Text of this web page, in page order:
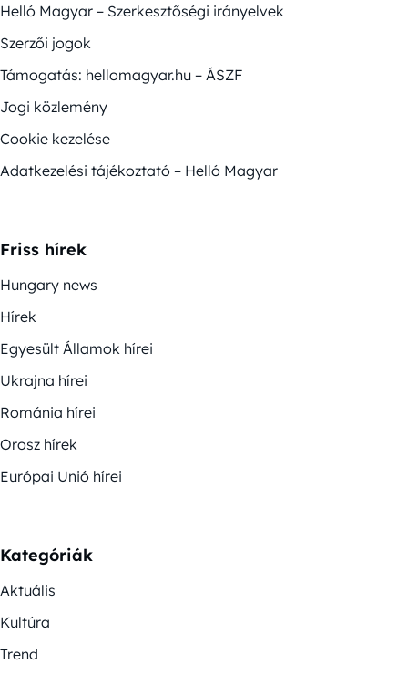
Helló Magyar – Szerkesztőségi irányelvek
Szerzői jogok
Támogatás: hellomagyar.hu – ÁSZF
Jogi közlemény
Cookie kezelése
Adatkezelési tájékoztató – Helló Magyar
Friss hírek
Hungary news
Hírek
Egyesült Államok hírei
Ukrajna hírei
Románia hírei
Orosz hírek
Európai Unió hírei
Kategóriák
Aktuális
Kultúra
Trend